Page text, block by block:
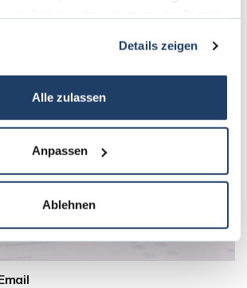
Details zeigen
Alle zulassen
Anpassen
Ablehnen